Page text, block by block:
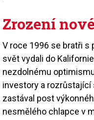
Zrození
V roce 1996 se bratři s
svět vydali do
nezdolnému
investory a rozrůstající
zastával post
nesmělého chlapce v